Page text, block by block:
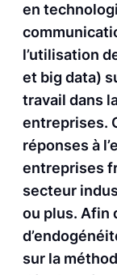
en
l’utilisation
et big data)
travail dans
entreprises.
réponses à
entreprises
secteur
ou plus. Afin
sur la